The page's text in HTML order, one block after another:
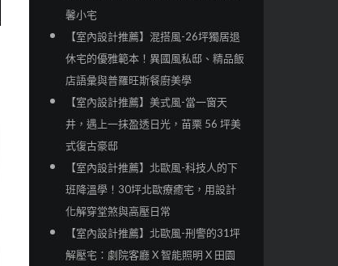
馨小宅
【室內設計推薦】混搭風-26坪獨居退
休宅的優雅範本！異國風私邸、精品飯
店語彙與普羅旺斯餐廚美學
【室內設計推薦】美式風-當一窗天
井，遇上一抹盈透日光，苗栗 56 坪美
式復古豪邸
【室內設計推薦】北歐風-科技人的下
班降溫學！30坪北歐療癒宅，用設計
化解穿堂煞與高壓日常
【室內設計推薦】北歐風-刑警的31坪
解壓宅：劇院客廳 X 智能照明 X 田園